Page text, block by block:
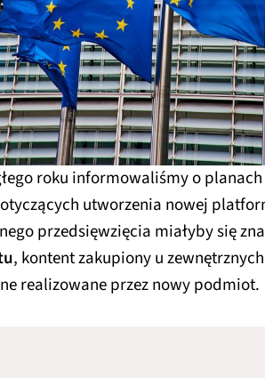
roku informowaliśmy o planach
utworzenia nowej
przedsięwzięcia miałyby się
, kontent zakupiony u
realizowane przez nowy podmiot.